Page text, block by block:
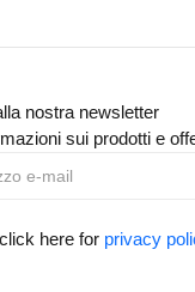
nostra newsletter
sui prodotti e
here for privacy